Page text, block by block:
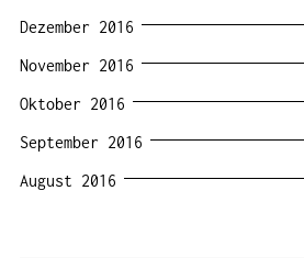
Dezember 2016
November 2016
Oktober 2016
September 2016
August 2016